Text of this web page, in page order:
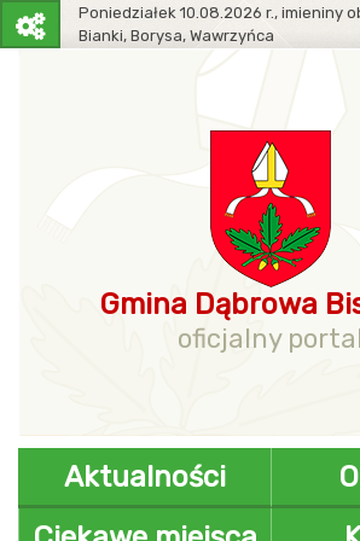
Poniedziałek 10.08.2026 r., imieniny
Bianki, Borysa, Wawrzyńca
Gmina Dąbrowa
oficjalny portal
Aktualności